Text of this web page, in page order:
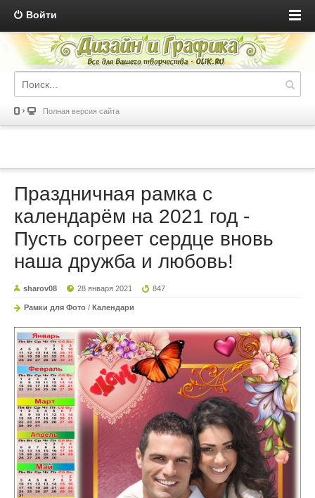
Войти
Полная версия сайта
Праздничная рамка с
календарём на 2021 год -
Пусть согреет сердце вновь
наша дружба и любовь!
sharov08 28 января 2021 847
Рамки для Фото / Календари